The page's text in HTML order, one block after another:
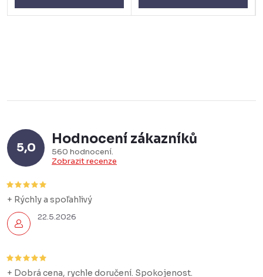
5,0
Hodnocení zákazníků
560 hodnocení
Zobrazit recenze
22.5.2026
+ Rýchly a spoľahlivý
+ Dobrá cena, rychle doručení. Spokojenost.